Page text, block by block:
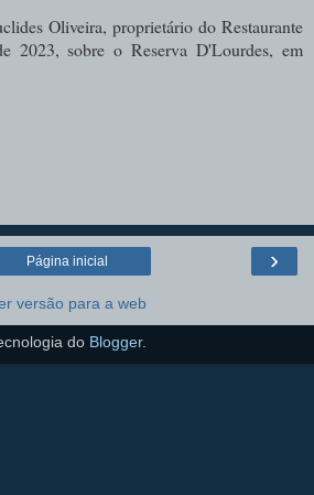
Oliveira, proprietário do Restaurante
2023, sobre o Reserva D'Lourdes, em
›
Página inicial
versão para a web
do Blogger.